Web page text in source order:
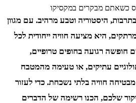
היסטוריה וטבע מרהיב. עם מגוון
היא מציעה חוויה ייחודית לכל
חופשה רגועה בחופים טרופיים,
עתיקים, או טעימה מהמטבח
חוויה בלתי נשכחת. כדי לעזור
שלכם, הכנו רשימה של הדברים